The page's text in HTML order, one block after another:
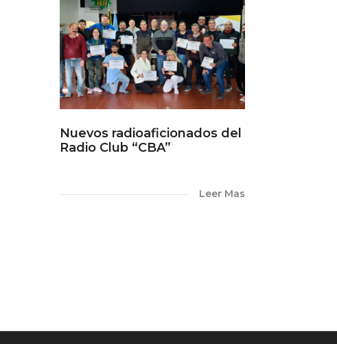
Nuevos radioaficionados del
Radio Club “CBA”
Leer Mas